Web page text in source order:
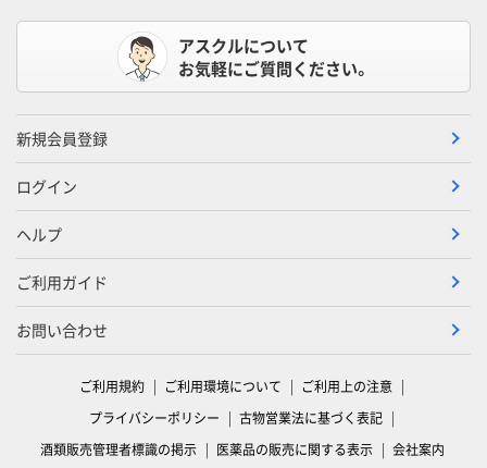
アスクルについて
お気軽にご質問ください。
新規会員登録
ログイン
ヘルプ
ご利用ガイド
お問い合わせ
ご利用規約 ご利用環境について
ご利用上の注意
プライバシーポリシー
古物営業法に基づく表記
酒類販売管理者標識の掲示
医薬品の販売に関する表示 会社案内